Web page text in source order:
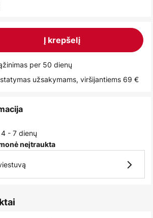
Į krepšelį
per 50 dienų
užsakymams, viršijantiems 69 €
- 7 dienų
neįtraukta